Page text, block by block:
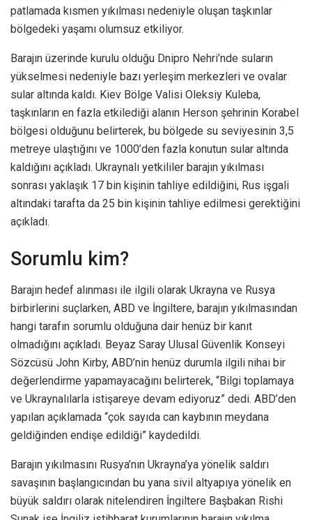
patlamada kısmen yıkılması nedeniyle oluşan taşkınlar
bölgedeki yaşamı olumsuz etkiliyor.
Barajın üzerinde kurulu olduğu Dnipro Nehri’nde suların
yükselmesi nedeniyle bazı yerleşim merkezleri ve ovalar
sular altında kaldı. Kiev Bölge Valisi Oleksiy Kuleba,
taşkınların en fazla etkilediği alanın Herson şehrinin Korabel
bölgesi olduğunu belirterek, bu bölgede su seviyesinin 3,5
metreye ulaştığını ve 1000’den fazla konutun sular altında
kaldığını açıkladı. Ukraynalı yetkililer barajın yıkılması
sonrası yaklaşık 17 bin kişinin tahliye edildiğini, Rus işgali
altındaki tarafta da 25 bin kişinin tahliye edilmesi gerektiğini
açıkladı.
Sorumlu kim?
Barajın hedef alınması ile ilgili olarak Ukrayna ve Rusya
birbirlerini suçlarken, ABD ve İngiltere, barajın yıkılmasından
hangi tarafın sorumlu olduğuna dair henüz bir kanıt
olmadığını açıkladı. Beyaz Saray Ulusal Güvenlik Konseyi
Sözcüsü John Kirby, ABD’nin henüz durumla ilgili nihai bir
değerlendirme yapamayacağını belirterek, “Bilgi toplamaya
ve Ukraynalılarla istişareye devam ediyoruz” dedi. ABD’den
yapılan açıklamada “çok sayıda can kaybının meydana
geldiğinden endişe edildiği” kaydedildi.
Barajın yıkılmasını Rusya’nın Ukrayna’ya yönelik saldırı
savaşının başlangıcından bu yana sivil altyapıya yönelik en
büyük saldırı olarak nitelendiren İngiltere Başbakan Rishi